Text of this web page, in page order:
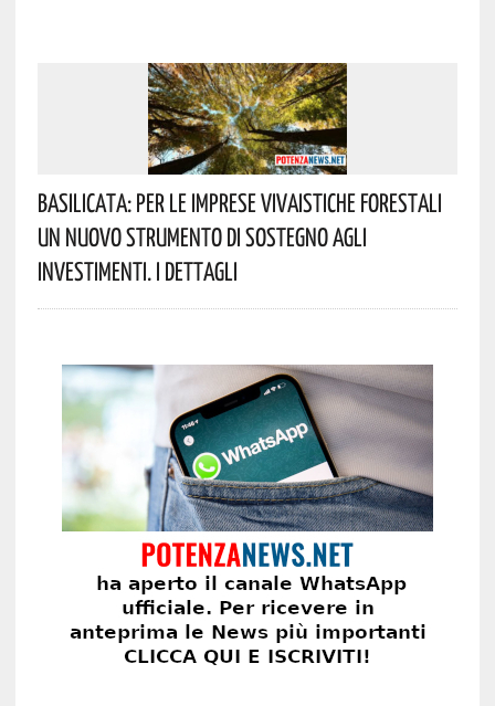
Basilicata: Per Le Imprese Vivaistiche Forestali
Un Nuovo Strumento Di Sostegno Agli
Investimenti. I Dettagli